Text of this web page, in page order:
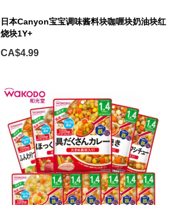
日本Canyon宝宝调味酱料块咖喱块奶油块红
烧块1Y+
CA$4.99